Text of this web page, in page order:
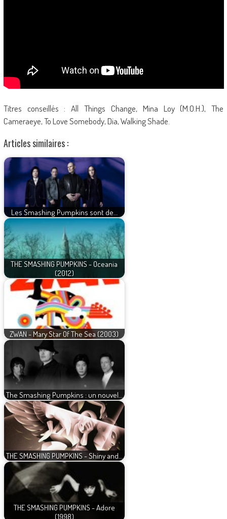
Titres conseillés : All Things Change, Mina Loy (M.O.H.), The
Cameraeye, To Love Somebody, Dia, Walking Shade.
Articles similaires :
Les Smashing Pumpkins sont de…
THE SMASHING PUMPKINS - Oceania
(2012)
ZWAN - Mary Star Of The Sea (2003)
The Smashing Pumpkins : un nouvel…
THE SMASHING PUMPKINS - Shiny and…
THE SMASHING PUMPKINS - Adore
(1998)